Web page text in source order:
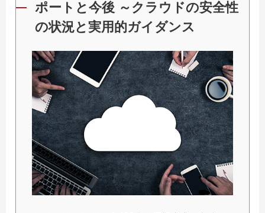
ポートと今後 ～クラウドの安全性
の状況と実用的ガイダンス